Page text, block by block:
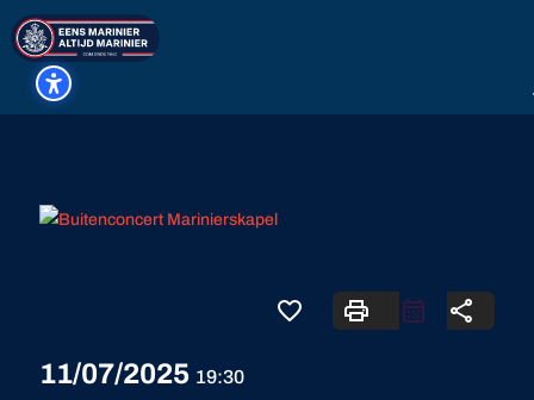
favorite_border print share
11/07/2025 19:30